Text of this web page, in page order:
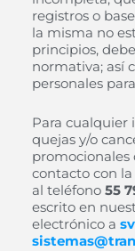
registros o
la misma no
principios,
normativa; así
personales
Para cualquier
quejas y/o
promocionales
contacto con
al teléfono 55
escrito en
electrónico a s